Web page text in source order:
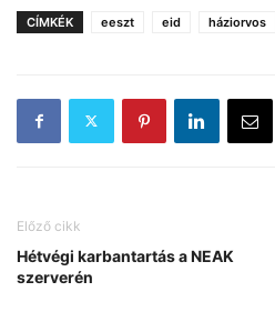
CÍMKÉK eeszt eid háziorvos
Előző cikk
Hétvégi karbantartás a NEAK
szerverén